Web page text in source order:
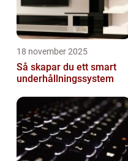
18 november 2025
Så skapar du ett smart
underhållningssystem